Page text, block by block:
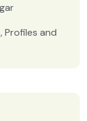
Profiles and